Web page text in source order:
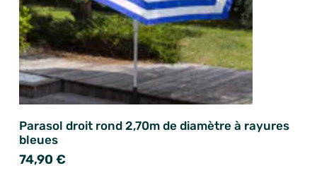
Parasol droit rond 2,70m de diamètre à rayures
bleues
74,90 €